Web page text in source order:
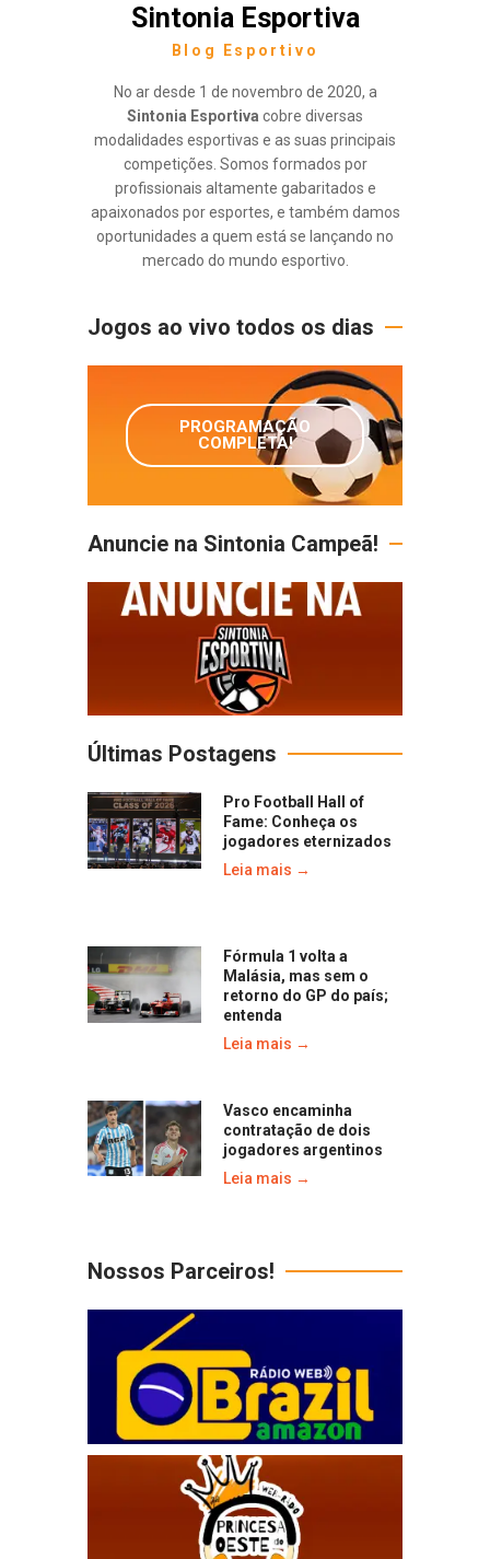
Sintonia Esportiva
Blog Esportivo
No ar desde 1 de novembro de 2020, a
Sintonia Esportiva cobre diversas
modalidades esportivas e as suas principais
competições. Somos formados por
profissionais altamente gabaritados e
apaixonados por esportes, e também damos
oportunidades a quem está se lançando no
mercado do mundo esportivo.
Jogos ao vivo todos os dias
PROGRAMAÇÃO
COMPLETA!
Anuncie na Sintonia Campeã!
Últimas Postagens
Pro Football Hall of
Fame: Conheça os
jogadores eternizados
Leia mais →
Fórmula 1 volta a
Malásia, mas sem o
retorno do GP do país;
entenda
Leia mais →
Vasco encaminha
contratação de dois
jogadores argentinos
Leia mais →
Nossos Parceiros!